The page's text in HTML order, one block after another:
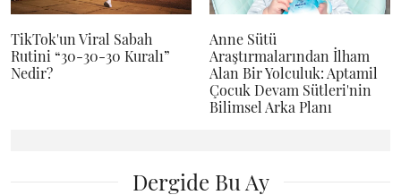
TikTok'un Viral Sabah
Rutini “30-30-30 Kuralı”
Nedir?
Anne Sütü
Araştırmalarından İlham
Alan Bir Yolculuk: Aptamil
Çocuk Devam Sütleri'nin
Bilimsel Arka Planı
Dergide Bu Ay